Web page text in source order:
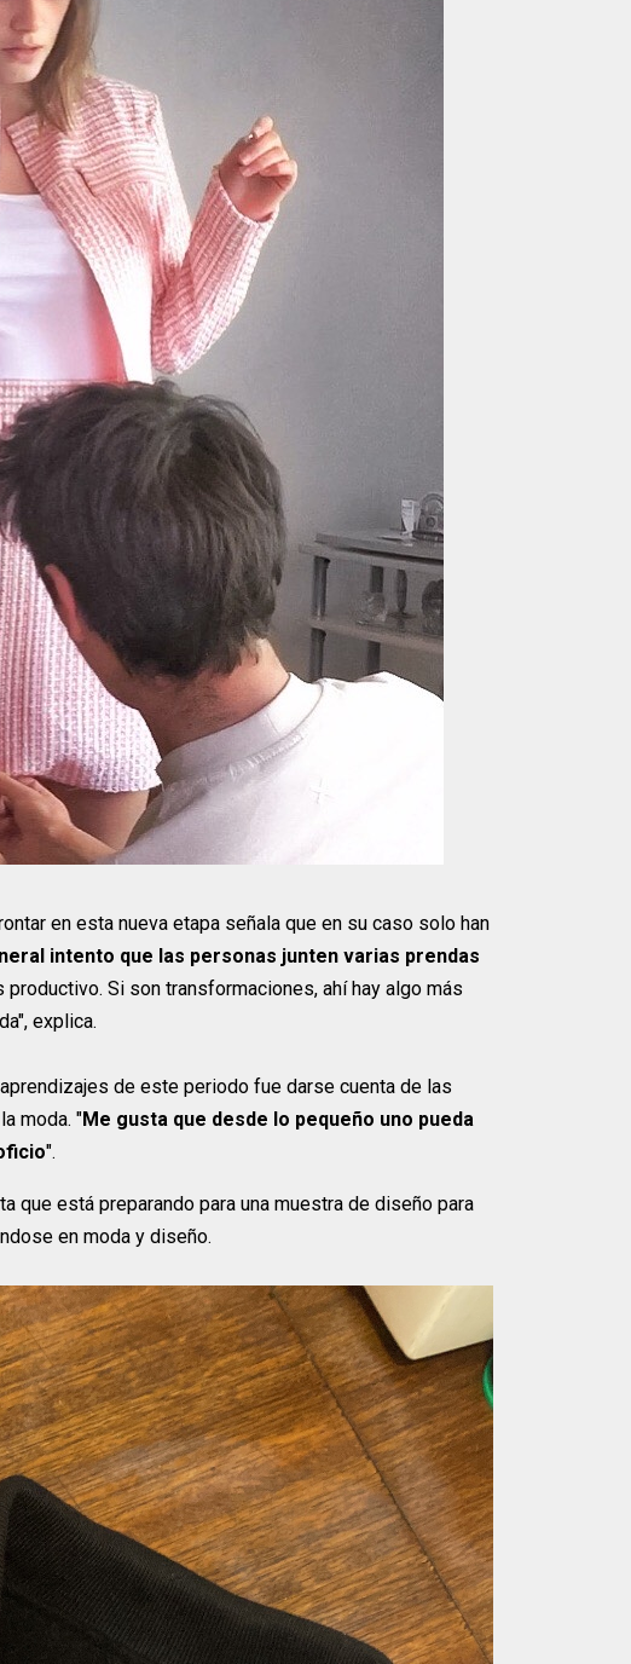
en esta nueva etapa señala que en su caso solo han
intento que las personas junten varias prendas
productivo. Si son transformaciones, ahí hay algo más
explica.
de este periodo fue darse cuenta de las
moda. "Me gusta que desde lo pequeño uno pueda
".
que está preparando para una muestra de diseño para
en moda y diseño.